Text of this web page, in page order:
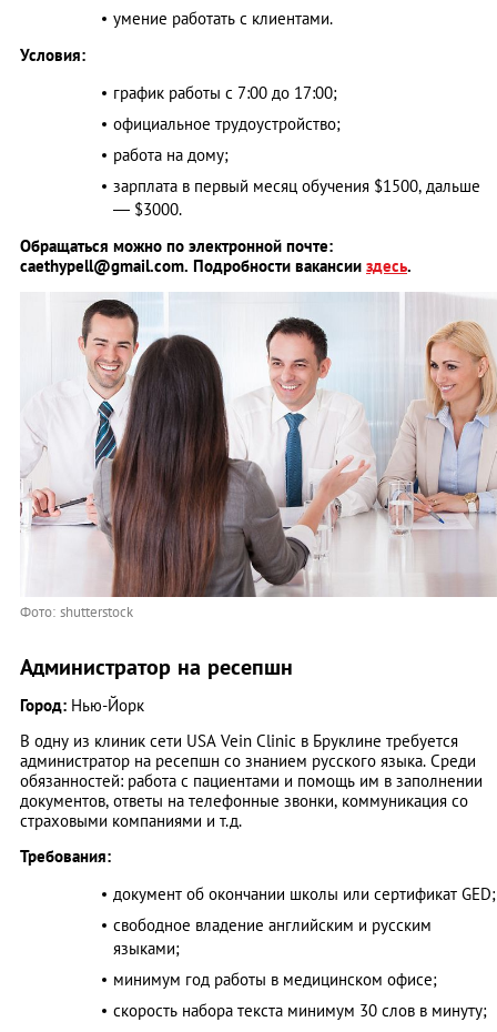
умение работать с клиентами.
Условия:
график работы с 7:00 до 17:00;
официальное трудоустройство;
работа на дому;
зарплата в первый месяц обучения $1500, дальше
— $3000.
Обращаться можно по электронной почте:
caethypell@gmail.com. Подробности вакансии здесь.
Фото: shutterstock
Администратор на ресепшн
Город: Нью-Йорк
В одну из клиник сети USA Vein Clinic в Бруклине требуется
администратор на ресепшн со знанием русского языка. Среди
обязанностей: работа с пациентами и помощь им в заполнении
документов, ответы на телефонные звонки, коммуникация со
страховыми компаниями и т.д.
Требования:
документ об окончании школы или сертификат GED;
свободное владение английским и русским
языками;
минимум год работы в медицинском офисе;
скорость набора текста минимум 30 слов в минуту;